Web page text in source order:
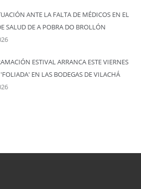
ANTE LA FALTA DE MÉDICOS EN EL
SALUD DE A POBRA DO BROLLÓN
ESTIVAL ARRANCA ESTE VIERNES
EN LAS BODEGAS DE VILACHÁ